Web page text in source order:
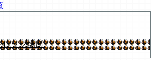
ロップ場所